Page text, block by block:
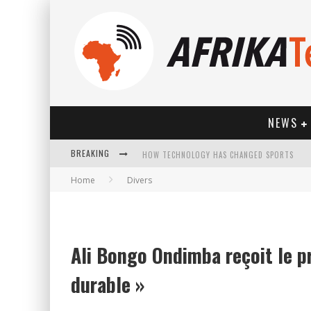
NEWS
BREAKING
Home Divers
Ali Bongo Ondimba reçoit le
durable »